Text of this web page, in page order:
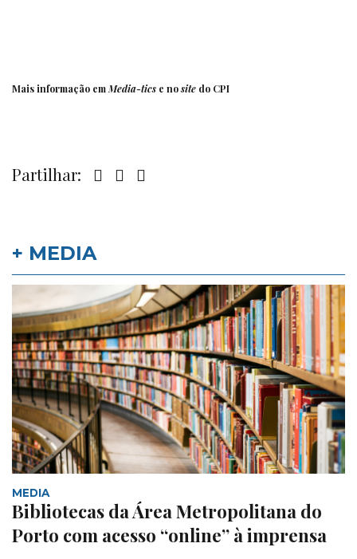
Mais informação emMedia-tics e nosite do CPI
Partilhar:
+ MEDIA
MEDIA
Bibliotecas da Área Metropolitana do
Porto com acesso “online” à imprensa